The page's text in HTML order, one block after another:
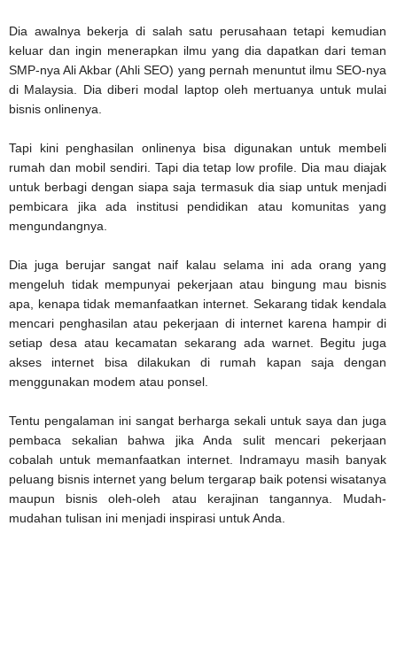
Dia awalnya bekerja di salah satu perusahaan tetapi kemudian
keluar dan ingin menerapkan ilmu yang dia dapatkan dari teman
SMP-nya Ali Akbar (Ahli SEO) yang pernah menuntut ilmu SEO-nya
di Malaysia. Dia diberi modal laptop oleh mertuanya untuk mulai
bisnis onlinenya.
Tapi kini penghasilan onlinenya bisa digunakan untuk membeli
rumah dan mobil sendiri. Tapi dia tetap low profile. Dia mau diajak
untuk berbagi dengan siapa saja termasuk dia siap untuk menjadi
pembicara jika ada institusi pendidikan atau komunitas yang
mengundangnya.
Dia juga berujar sangat naif kalau selama ini ada orang yang
mengeluh tidak mempunyai pekerjaan atau bingung mau bisnis
apa, kenapa tidak memanfaatkan internet. Sekarang tidak kendala
mencari penghasilan atau pekerjaan di internet karena hampir di
setiap desa atau kecamatan sekarang ada warnet. Begitu juga
akses internet bisa dilakukan di rumah kapan saja dengan
menggunakan modem atau ponsel.
Tentu pengalaman ini sangat berharga sekali untuk saya dan juga
pembaca sekalian bahwa jika Anda sulit mencari pekerjaan
cobalah untuk memanfaatkan internet. Indramayu masih banyak
peluang bisnis internet yang belum tergarap baik potensi wisatanya
maupun bisnis oleh-oleh atau kerajinan tangannya. Mudah-
mudahan tulisan ini menjadi inspirasi untuk Anda.